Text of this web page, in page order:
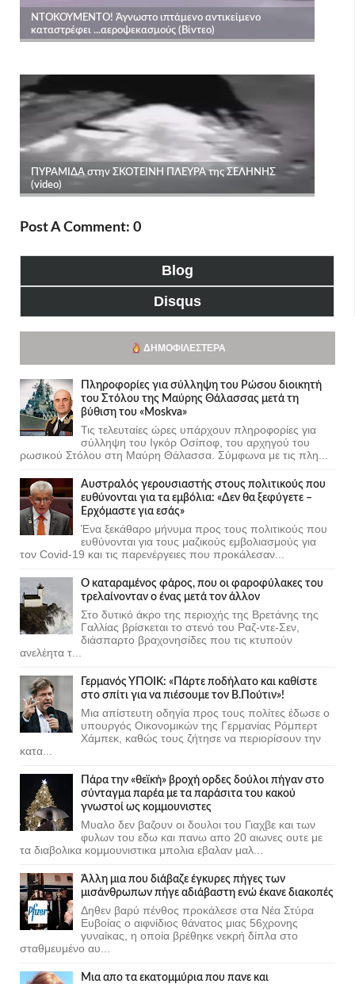
Post A Comment: 0
Blog
Disqus
ΔΗΜΟΦΙΛΈΣΤΕΡΑ
Πληροφορίες για σύλληψη του Ρώσου διοικητή
του Στόλου της Mαύρης Θάλασσας μετά τη
βύθιση του «Moskva»
Τις τελευταίες ώρες υπάρχουν πληροφορίες για
σύλληψη του Ιγκόρ Οσίποφ, του αρχηγού του
ρωσικού Στόλου στη Μαύρη Θάλασσα. Σύμφωνα με τις πλη...
Αυστραλός γερουσιαστής στους πολιτικούς που
ευθύνονται για τα εμβόλια: «Δεν θα ξεφύγετε –
Ερχόμαστε για εσάς»
Ένα ξεκάθαρο μήνυμα προς τους πολιτικούς που
ευθύνονται για τους μαζικούς εμβολιασμούς για
τον Covid-19 και τις παρενέργειες που προκάλεσαν...
Ο καταραμένος φάρος, που οι φαροφύλακες του
τρελαίνονταν ο ένας μετά τον άλλον
Στο δυτικό άκρο της περιοχής της Βρετάνης της
Γαλλίας βρίσκεται το στενό του Ραζ-ντε-Σεν,
διάσπαρτο βραχονησίδες που τις κτυπούν
ανελέητα τ...
Γερμανός ΥΠΟΙΚ: «Πάρτε ποδήλατο και καθίστε
στο σπίτι για να πιέσουμε τον Β.Πούτιν»!
Μια απίστευτη οδηγία προς τους πολίτες έδωσε ο
υπουργός Οικονομικών της Γερμανίας Ρόμπερτ
Χάμπεκ, καθώς τους ζήτησε να περιορίσουν την
κατα...
Πάρα την «θεϊκή» βροχή ορδες δούλοι πήγαν στο
σύνταγμα παρέα με τα παράσιτα του κακού
γνωστοί ως κομμουνιστες
Μυαλο δεν βαζουν οι δουλοι του Γιαχβε και των
φυλων του εδω και πανω απο 20 αιωνες ουτε με
τα διαβολικα κομμουνιστικα μπολια εβαλαν μαλ...
Άλλη μια που διάβαζε έγκυρες πήγες των
μισάνθρωπων πήγε αδιάβαστη ενώ έκανε διακοπές
Δηθεν βαρύ πένθος προκάλεσε στα Νέα Στύρα
Ευβοίας ο αιφνίδιος θάνατος μιας 56χρονης
γυναίκας, η οποία βρέθηκε νεκρή δίπλα στο
σταθμευμένο αυ...
Μια απο τα εκατομμύρια που πανε και